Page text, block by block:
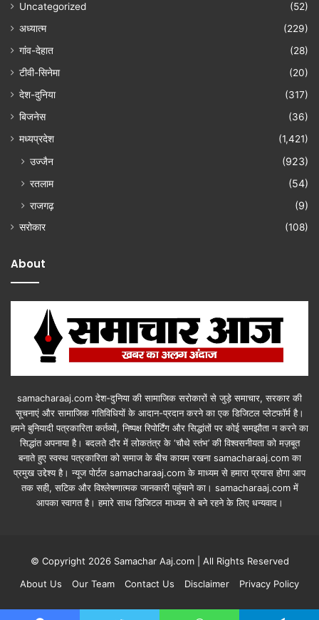
Uncategorized
(52)
अध्यात्म
(229)
गांव-देहात
(28)
टीवी-सिनेमा
(20)
देश-दुनिया
(317)
बिजनेस
(36)
मध्यप्रदेश
(1,421)
उज्जैन
(923)
रतलाम
(54)
राजगढ़
(9)
सरोकार (108)
About
samacharaaj.com देश-दुनिया की सामाजिक सरोकारों से जुड़े समाचार, सरकार की
सूचनाएं और सामाजिक गतिविधियाें के आदान-प्रदान करने का एक डिजिटल प्लेटफॉर्म है।
हमने बुनियादी पत्रकारिता कर्तव्यों, निष्पक्ष रिपोर्टिंग और सिद्धांतों पर कोई समझौता न करने का
सिद्धांत अपनाया है। बदलते दौर में लोकतंत्र के ‘चौथे स्तंभ’ की विश्वसनीयता को मज़बूत
बनाते हुए स्वस्थ पत्रकारिता को समाज के बीच कायम रखना samacharaaj.com का
प्रमुख उद्देश्य है। न्यूज पोर्टल samacharaaj.com के माध्यम से हमारा प्रयास होगा आप
तक सही, सटिक और विश्लेषणात्मक जानकारी पहुंचाने का। samacharaaj.com में
आपका स्‍वागत है। हमारे साथ डिजिटल माध्‍यम से बने रहने के लिए धन्‍यवाद।
© Copyright 2026 Samachar Aaj.com | All Rights Reserved
About Us
Our Team Contact Us Disclaimer Privacy Policy